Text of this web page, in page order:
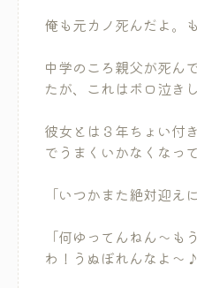
俺も元カノ死んだよ。
中学のころ親父が死ん
たが、これはボロ泣きし
彼女とは３年ちょい付
でうまくいかなくなっ
「いつかまた絶対迎え
「何ゆってんねん～も
わ！うぬぼれんなよ～♪